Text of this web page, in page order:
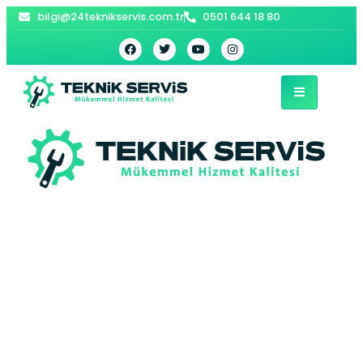
bilgi@24teknikservis.com.tr 0501 644 18 80